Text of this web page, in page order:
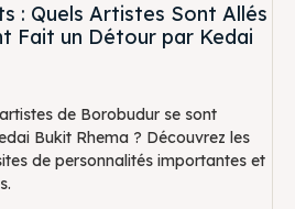
: Quels Artistes Sont Allés
Fait un Détour par Kedai
de Borobudur se sont
Bukit Rhema ? Découvrez les
de personnalités importantes et